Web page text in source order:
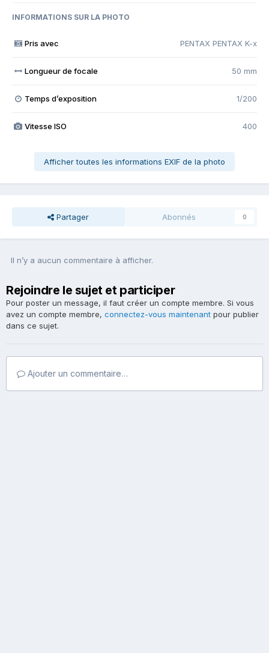
INFORMATIONS SUR LA PHOTO
Pris avec PENTAX PENTAX K-x
Longueur de focale 50 mm
Temps d’exposition 1/200
Vitesse ISO 400
Afficher toutes les informations EXIF de la photo
Partager Abonnés 0
Il n’y a aucun commentaire à afficher.
Rejoindre le sujet et participer
Pour poster un message, il faut créer un compte membre. Si vous
avez un compte membre, connectez-vous maintenant pour publier
dans ce sujet.
Ajouter un commentaire…